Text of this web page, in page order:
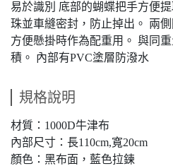
易於識別 底部的蝴蝶把手方便
珠並車縫密封，防止掉出。 兩
方便懸掛時作為配重用。 與同
積。 內部有PVC塗層防潑水
規格說明
材質：1000D牛津布
內部尺寸：長110cm,寬20cm
顏色：黑布面，藍色拉鍊